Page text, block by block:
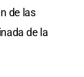
de las
de la